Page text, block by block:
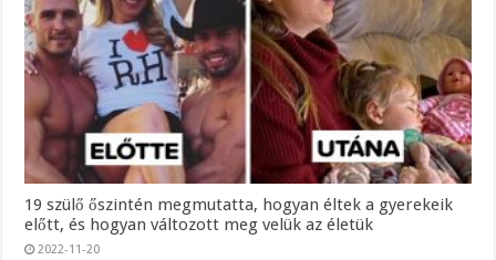
19 szülő őszintén megmutatta, hogyan éltek a gyerekeik
előtt, és hogyan változott meg velük az életük
2022-11-20